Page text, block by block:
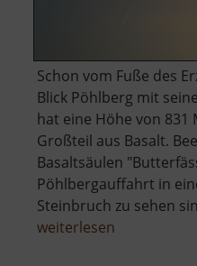
Schon vom Fuße des
Blick Pöhlberg mit
hat eine Höhe von
Großteil aus Basalt.
Basaltsäulen
Pöhlbergauffahrt in
Steinbruch zu sehen
weiterlesen